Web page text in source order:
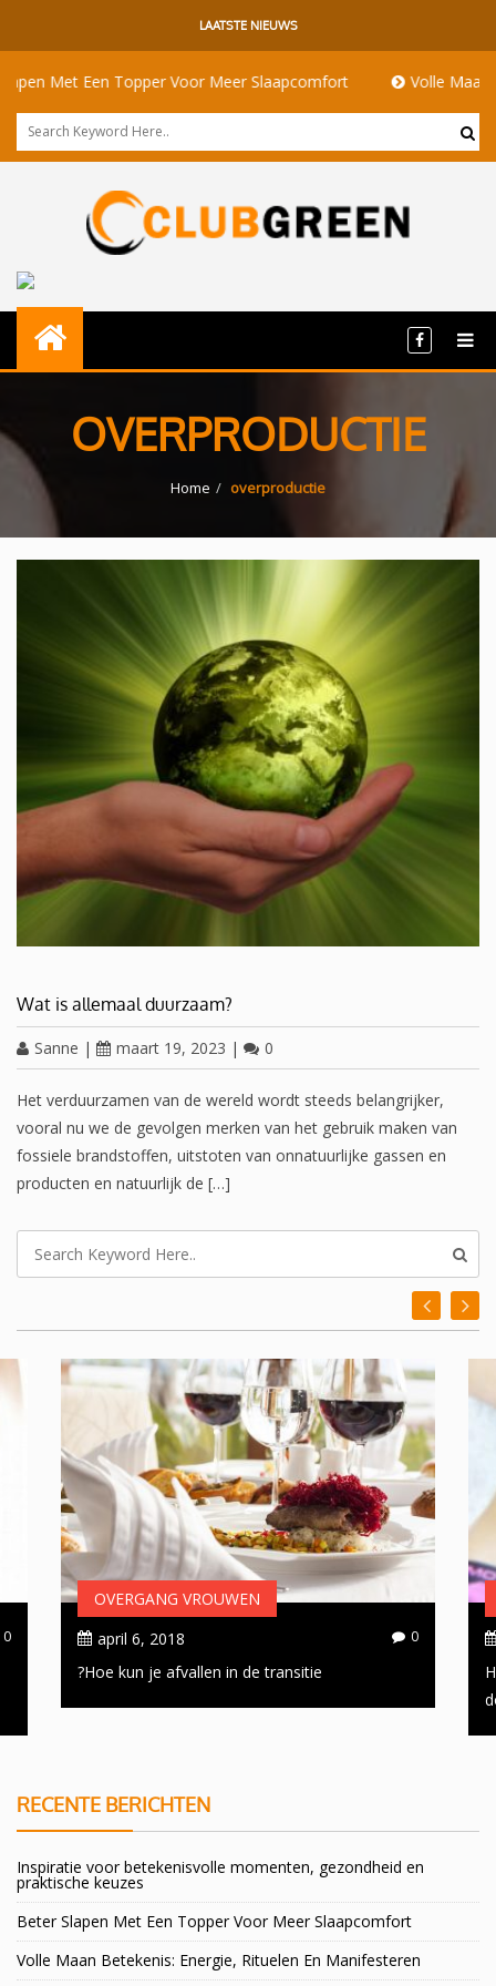
LAATSTE NIEUWS
Met Een Topper Voor Meer Slaapcomfort Volle Maan
OVERPRODUCTIE
Home overproductie
Wat is allemaal duurzaam?
Sanne | maart 19, 2023 | 0
Het verduurzamen van de wereld wordt steeds belangrijker,
vooral nu we de gevolgen merken van het gebruik maken van
fossiele brandstoffen, uitstoten van onnatuurlijke gassen en
producten en natuurlijk de […]
OVERGANG VROUWEN
april 6, 2018
0
Hoe kun je afvallen in de transitie?
0
RECENTE BERICHTEN
Inspiratie voor betekenisvolle momenten, gezondheid en
praktische keuzes
Beter Slapen Met Een Topper Voor Meer Slaapcomfort
Volle Maan Betekenis: Energie, Rituelen En Manifesteren